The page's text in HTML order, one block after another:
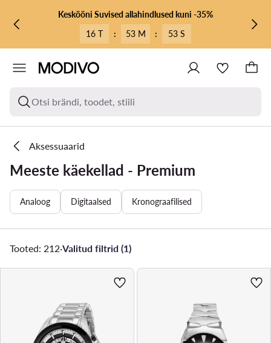
LIIGU PÕHISISU JUURDE
MINE OTSINGUSSEKeskööni Suvised allahindlused kuni -35%
16 T
: 53 M : 51 S
Otsi brändi, toodet, stiili
Aksessuaarid
Meeste käekellad - Premium
Analoog Digitaalsed Kronograafilised
Tooted: 212·Valitud filtrid (1)